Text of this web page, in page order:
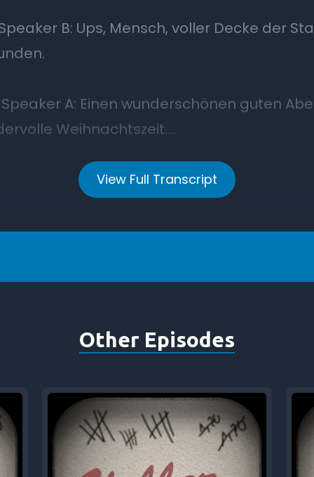
View Full Transcript
Other Episodes